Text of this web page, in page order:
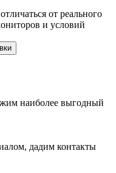
от реального
и условий
наиболее выгодный
дадим контакты